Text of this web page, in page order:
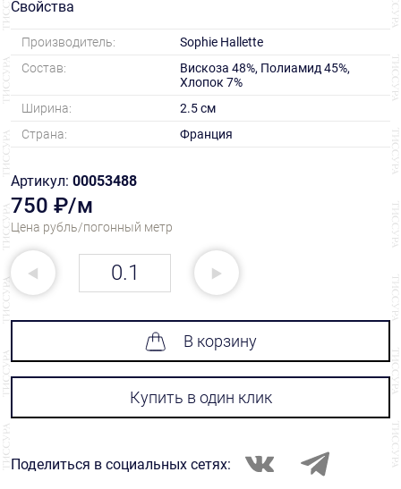
Свойства
Производитель:
Sophie Hallette
Состав:
Вискоза 48%, Полиамид 45%,
Хлопок 7%
Ширина:
2.5 см
Страна:
Франция
Артикул: 00053488
750 ₽/м
Цена рубль/погонный метр
В корзину
Купить в один клик
Поделиться в социальных сетях: